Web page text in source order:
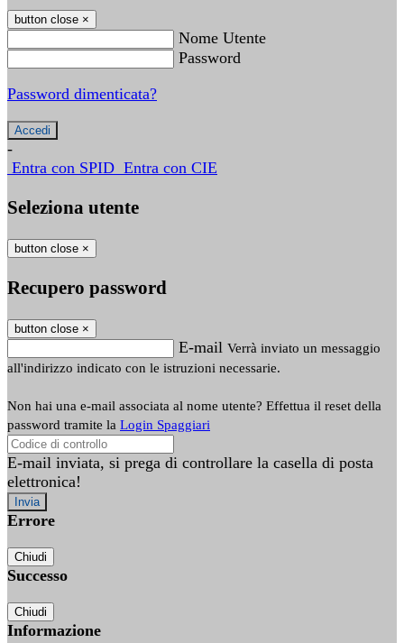
button close ×
Nome Utente
Password
Password dimenticata?
-
Entra con SPID Entra con CIE
Seleziona utente
button close ×
Recupero password
button close ×
E-mail Verrà inviato un messaggio
all'indirizzo indicato con le istruzioni necessarie.
Non hai una e-mail associata al nome utente? Effettua il reset della
password tramite la Login Spaggiari
E-mail inviata, si prega di controllare la casella di posta
elettronica!
Errore
Chiudi
Successo
Chiudi
Informazione